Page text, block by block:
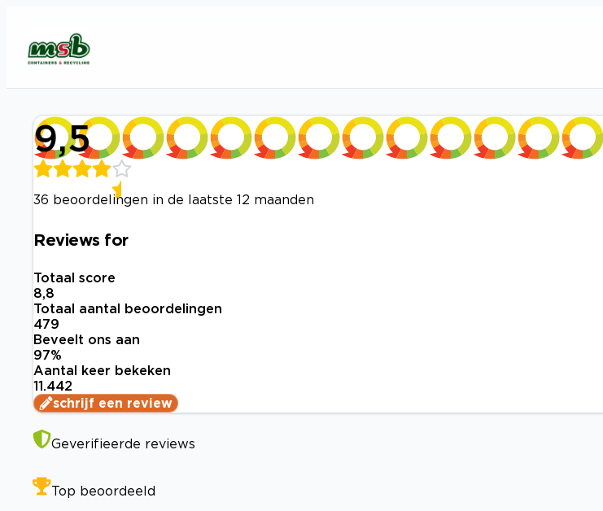
9,5
36 beoordelingen in de laatste 12 maanden
Reviews for
Totaal score
8,8
Totaal aantal beoordelingen
479
Beveelt ons aan
97%
Aantal keer bekeken
11.442
schrijf een review
Geverifieerde reviews
Top beoordeeld